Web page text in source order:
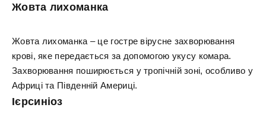
Жовта лихоманка
Жовта лихоманка – це гостре вірусне захворювання
крові, яке передається за допомогою укусу комара.
Захворювання поширюється у тропічній зоні, особливо у
Африці та Південній Америці.
Ієрсиніоз